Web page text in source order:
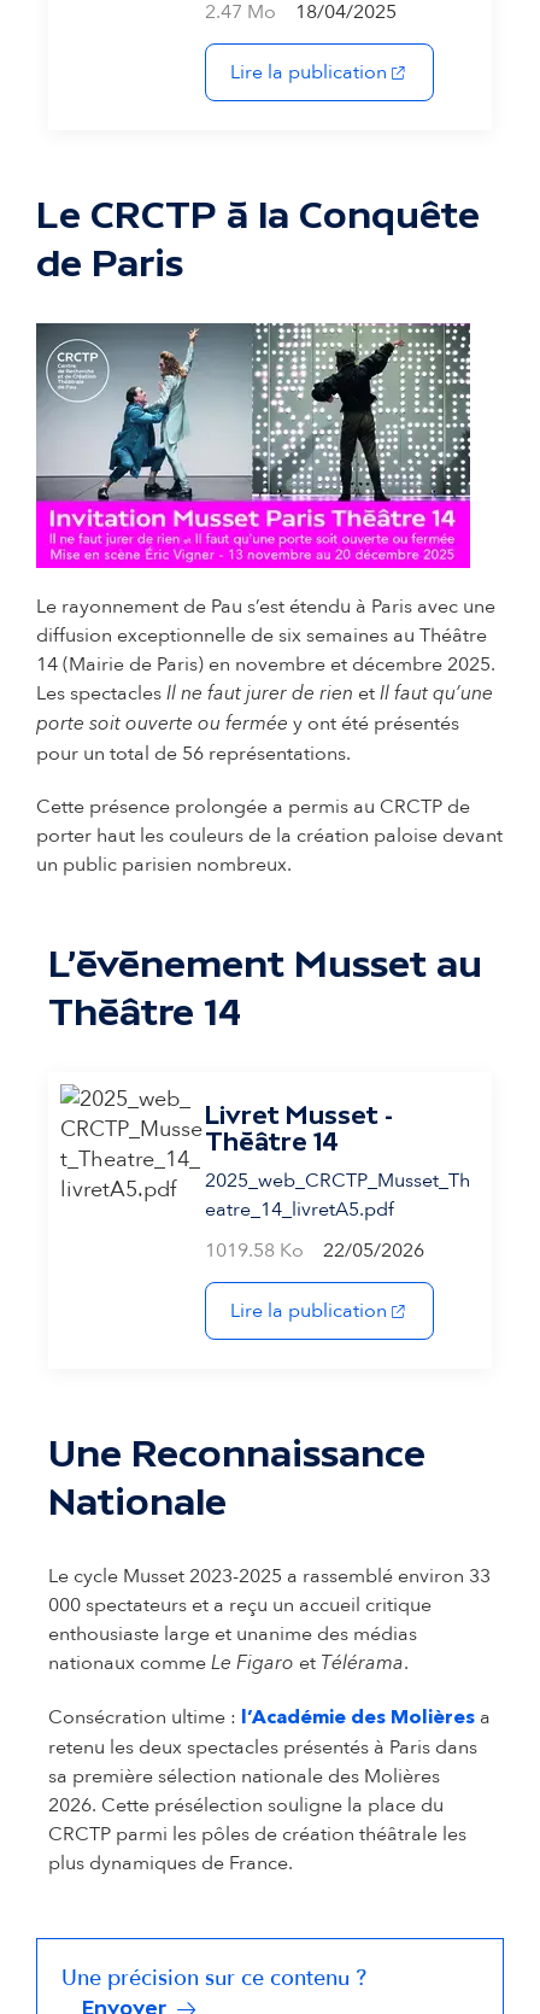
2.47 Mo
18/04/2025
Lire la publication (s'ouvre dans
Le CRCTP à la Conquête
de Paris
Le rayonnement de Pau s’est étendu à Paris avec une
diffusion exceptionnelle de six semaines au Théâtre
14 (Mairie de Paris) en novembre et décembre 2025.
Les spectacles Il ne faut jurer de rien et Il faut qu’une
porte soit ouverte ou fermée y ont été présentés
pour un total de 56 représentations.
Cette présence prolongée a permis au CRCTP de
porter haut les couleurs de la création paloise devant
un public parisien nombreux.
L'évènement Musset au
Théâtre 14
Livret Musset -
Théâtre 14
2025_web_CRCTP_Musset_Th
eatre_14_livretA5.pdf
1019.58 Ko
22/05/2026
Lire la publication (s'ouvre dans
Une Reconnaissance
Nationale
Le cycle Musset 2023-2025 a rassemblé environ 33
000 spectateurs et a reçu un accueil critique
enthousiaste large et unanime des médias
nationaux comme Le Figaro et Télérama.
Consécration ultime : l’Académie des Molières a
retenu les deux spectacles présentés à Paris dans
sa première sélection nationale des Molières
2026. Cette présélection souligne la place du
CRCTP parmi les pôles de création théâtrale les
plus dynamiques de France.
Une précision sur ce contenu ?
Envoyer